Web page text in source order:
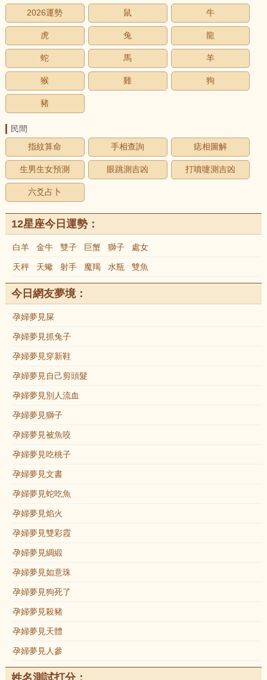
2026運勢
鼠 牛
虎 兔 龍
蛇 馬 羊
猴 雞 狗
豬
民間
指紋算命
手相查詢 痣相圖解
生男生女預測 眼跳測吉凶 打噴嚏測吉凶
六爻占卜
12星座今日運勢：
白羊 金牛 雙子 巨蟹 獅子 處女
天秤 天蠍 射手 魔羯 水瓶 雙魚
今日網友夢境：
孕婦夢見屎
孕婦夢見抓兔子
孕婦夢見穿新鞋
孕婦夢見自己剪頭髮
孕婦夢見別人流血
孕婦夢見獅子
孕婦夢見被魚咬
孕婦夢見吃桃子
孕婦夢見文書
孕婦夢見蛇吃魚
孕婦夢見焰火
孕婦夢見雙彩霞
孕婦夢見綢緞
孕婦夢見如意珠
孕婦夢見狗死了
孕婦夢見殺豬
孕婦夢見天體
孕婦夢見人參
姓名測試打分：